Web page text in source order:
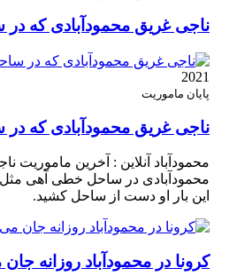
ناجی غریق محمودآبادی که در
2021
پایان ماموریت
ناجی غریق محمودآبادی که در
محمودآباد آنلاین : آخرین
محمودآبادی در ساحل خطی آهی
این بار او دست از ساحل کشید.
کرونا در محمودآباد روزانه